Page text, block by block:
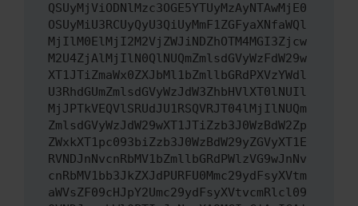
QSUyMjViODNlMzc3OGE5YTUyMzAyNTAwMjE0
OSUyMiU3RCUyQyU3QiUyMmF1ZGFyaXNfaWQl
MjIlM0ElMjI2M2VjZWJiNDZhOTM4MGI3Zjcw
M2U4ZjAlMjIlN0QlNUQmZmlsdGVyWzFdW29w
XT1JTiZmaWx0ZXJbMl1bZmllbGRdPXVzYWdl
U3RhdGUmZmlsdGVyWzJdW3ZhbHVlXT0lNUIl
MjJPTkVEQVlSRUdJU1RSQVRJT04lMjIlNUQm
ZmlsdGVyWzJdW29wXT1JTiZzb3J0WzBdW2Zp
ZWxkXT1pc093biZzb3J0WzBdW29yZGVyXT1E
RVNDJnNvcnRbMV1bZmllbGRdPWlzVG9wJnNv
cnRbMV1bb3JkZXJdPURFU0Mmc29ydFsyXVtm
aWVsZF09cHJpY2Umc29ydFsyXVtvcmRlcl09